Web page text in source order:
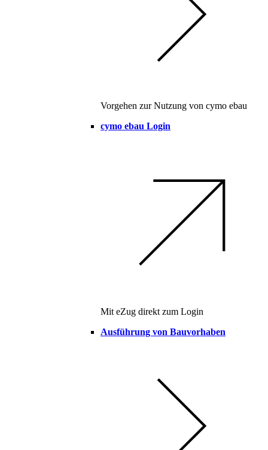
Vorgehen zur Nutzung von cymo ebau
cymo ebau Login
Mit eZug direkt zum Login
Ausführung von Bauvorhaben